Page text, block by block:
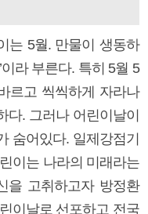
는 5월. 만물이 생동하
라 부른다. 특히 5월 5
르고 씩씩하게 자라나
다. 그러나 어린이날이
숨어있다. 일제강점기
이는 나라의 미래라는
을 고취하고자 방정환
이날로 선포하고 전국